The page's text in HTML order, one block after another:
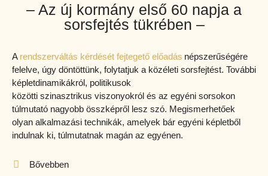
– Az új kormány első 60 napja a
sorsfejtés tükrében –
A rendszerváltás kérdését fejtegető előadás népszerűségére
felelve, úgy döntöttünk, folytatjuk a közéleti sorsfejtést. További
képletdinamikákról, politikusok
közötti szinasztrikus viszonyokról és az egyéni sorsokon
túlmutató nagyobb összképről lesz szó. Megismerhetőek
olyan alkalmazási technikák, amelyek bár egyéni képletből
indulnak ki, túlmutatnak magán az egyénen.
Bővebben